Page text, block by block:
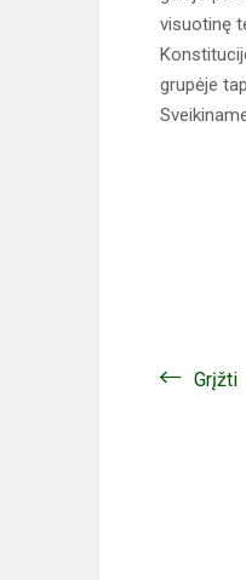
visuotinę
grupėje
Grįžti